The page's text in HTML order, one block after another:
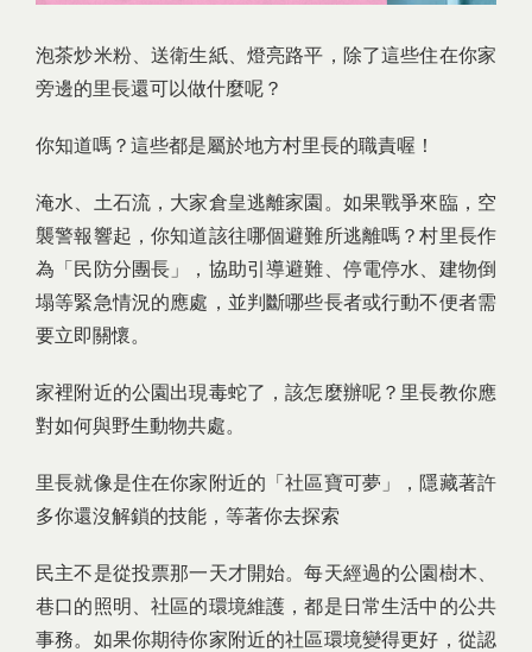
泡茶炒米粉、送衛生紙、燈亮路平，除了這些住在你家
旁邊的里長還可以做什麼呢？
你知道嗎？這些都是屬於地方村里長的職責喔！
淹水、土石流，大家倉皇逃離家園。如果戰爭來臨，空
襲警報響起，你知道該往哪個避難所逃離嗎？村里長作
為「民防分團長」，協助引導避難、停電停水、建物倒
塌等緊急情況的應處，並判斷哪些長者或行動不便者需
要立即關懷。
家裡附近的公園出現毒蛇了，該怎麼辦呢？里長教你應
對如何與野生動物共處。
里長就像是住在你家附近的「社區寶可夢」，隱藏著許
多你還沒解鎖的技能，等著你去探索
民主不是從投票那一天才開始。每天經過的公園樹木、
巷口的照明、社區的環境維護，都是日常生活中的公共
事務。如果你期待你家附近的社區環境變得更好，從認